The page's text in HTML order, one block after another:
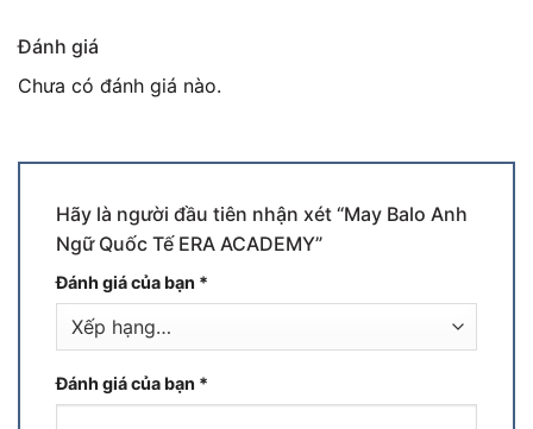
Đánh giá
Chưa có đánh giá nào.
Hãy là người đầu tiên nhận xét “May Balo Anh
Ngữ Quốc Tế ERA ACADEMY”
Đánh giá của bạn *
Đánh giá của bạn *